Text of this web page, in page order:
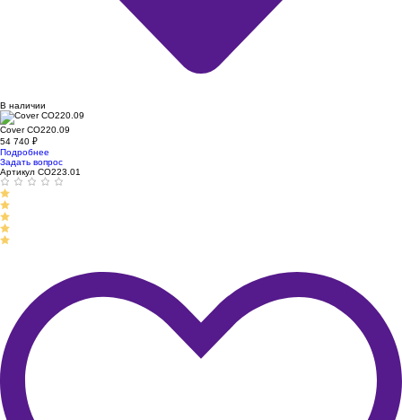
В наличии
Cover CO220.09
54 740 ₽
Подробнее
Задать вопрос
Артикул CO223.01